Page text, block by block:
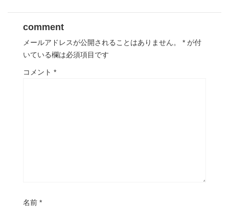
comment
メールアドレスが公開されることはありません。 * が付
いている欄は必須項目です
コメント *
名前 *